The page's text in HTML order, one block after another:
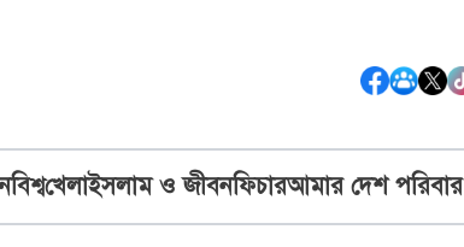
বিশ্বখেলাইসলাম ও জীবনফিচারআমার দেশ পরিবার